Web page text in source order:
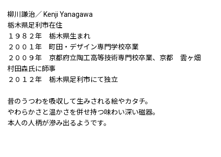
柳川謙治／ Kenji Yanagawa
栃木県足利市在住
１９８２年 栃木県生まれ
２００１年 町田・デザイン専門学校卒業
２００９年 京都府立陶工高等技術専門校卒業、京都 雲ヶ畑
村田森氏に師事
２０１２年 栃木県足利市にて独立
昔のうつわを吸収して生みされる絵やカタチ。
やわらかさと温かさを併せ持つ味わい深い磁器。
本人の人柄が滲み出るようです。